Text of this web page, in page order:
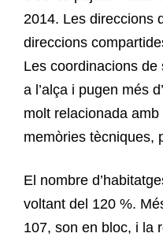
2014. Les direccions
direccions
Les coordinacions
a l’alça i pugen més
molt relacionada
memòries tècniques,
El nombre
voltant del 120 %.
107, son en bloc, i la